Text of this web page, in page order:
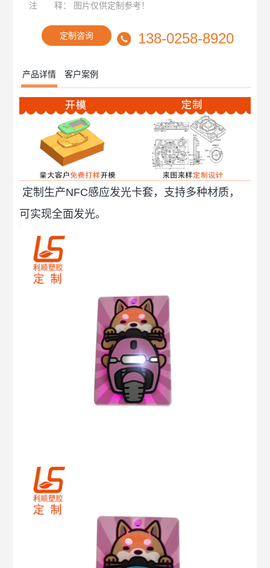
注 释： 图片仅供定制参考！
定制咨询 138-0258-8920
产品详情 客户案例
定制生产NFC感应发光卡套，支持多种材质，
可实现全面发光。